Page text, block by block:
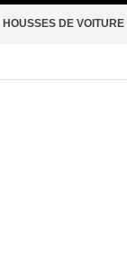
HOUSSES DE